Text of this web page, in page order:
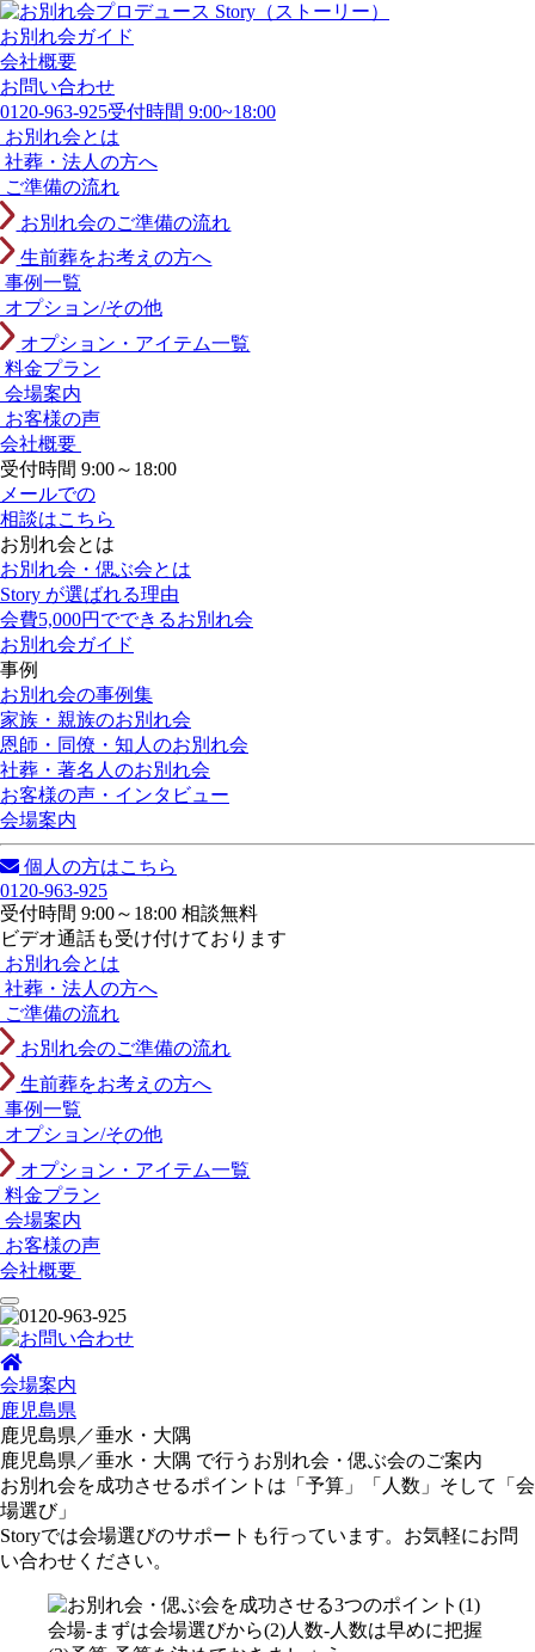
お別れ会ガイド
会社概要
お問い合わせ
0120-963-925受付時間 9:00~18:00
お別れ会とは
社葬・法人の方へ
ご準備の流れ
お別れ会のご準備の流れ
生前葬をお考えの方へ
事例一覧
オプション/その他
オプション・アイテム一覧
料金プラン
会場案内
お客様の声
会社概要
受付時間 9:00～18:00
メールでの
相談はこちら
お別れ会とは
お別れ会・偲ぶ会とは
Story が選ばれる理由
会費5,000円でできるお別れ会
お別れ会ガイド
事例
お別れ会の事例集
家族・親族のお別れ会
恩師・同僚・知人のお別れ会
社葬・著名人のお別れ会
お客様の声・インタビュー
会場案内
個人の方はこちら
0120-963-925
受付時間 9:00～18:00 相談無料
ビデオ通話も受け付けております
お別れ会とは
社葬・法人の方へ
ご準備の流れ
お別れ会のご準備の流れ
生前葬をお考えの方へ
事例一覧
オプション/その他
オプション・アイテム一覧
料金プラン
会場案内
お客様の声
会社概要
会場案内
鹿児島県
鹿児島県／垂水・大隅
鹿児島県／垂水・大隅 で行う お別れ会・偲ぶ会のご案内
お別れ会を成功させるポイントは「予算」「人数」そして「会
場選び」
Storyでは会場選びのサポートも行っています。お気軽にお問
い合わせください。